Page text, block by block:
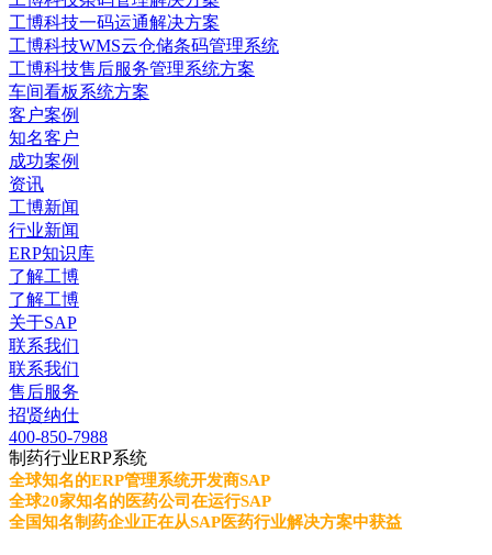
工博科技一码运通解决方案
工博科技WMS云仓储条码管理系统
工博科技售后服务管理系统方案
车间看板系统方案
客户案例
知名客户
成功案例
资讯
工博新闻
行业新闻
ERP知识库
了解工博
了解工博
关于SAP
联系我们
联系我们
售后服务
招贤纳仕
400-850-7988
制药行业ERP系统
全球知名的ERP管理系统开发商SAP
全球20家知名的医药公司在运行SAP
全国知名制药企业正在从SAP医药行业解决方案中获益